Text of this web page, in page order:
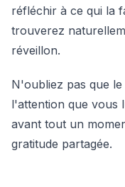
réfléchir à ce qui la
trouverez
réveillon.
N'oubliez pas que
l'attention que vous
avant tout un
gratitude partagée.